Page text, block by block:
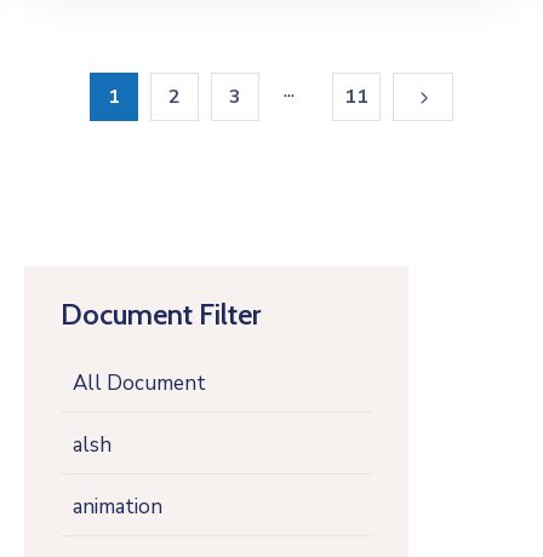
Document Filter
All Document
alsh
animation
1 2 3 ... 11